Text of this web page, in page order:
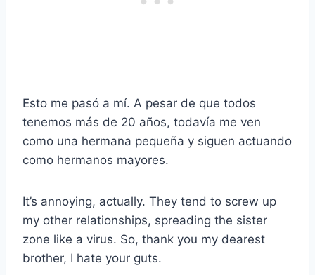
Esto me pasó a mí. A pesar de que todos
tenemos más de 20 años, todavía me ven
como una hermana pequeña y siguen actuando
como hermanos mayores.
It’s annoying, actually. They tend to screw up
my other relationships, spreading the sister
zone like a virus. So, thank you my dearest
brother, I hate your guts.